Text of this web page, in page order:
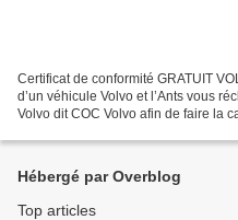
Certificat de conformité GRATUIT
d’un véhicule Volvo et l’Ants vous
Volvo dit COC Volvo afin de faire la
Hébergé par Overblog
Top articles